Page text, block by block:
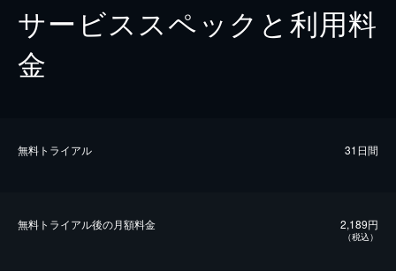
サービススペックと利用料
金
無料トライアル 31日間
無料トライアル後の⽉額料金 2,189円
（税込）